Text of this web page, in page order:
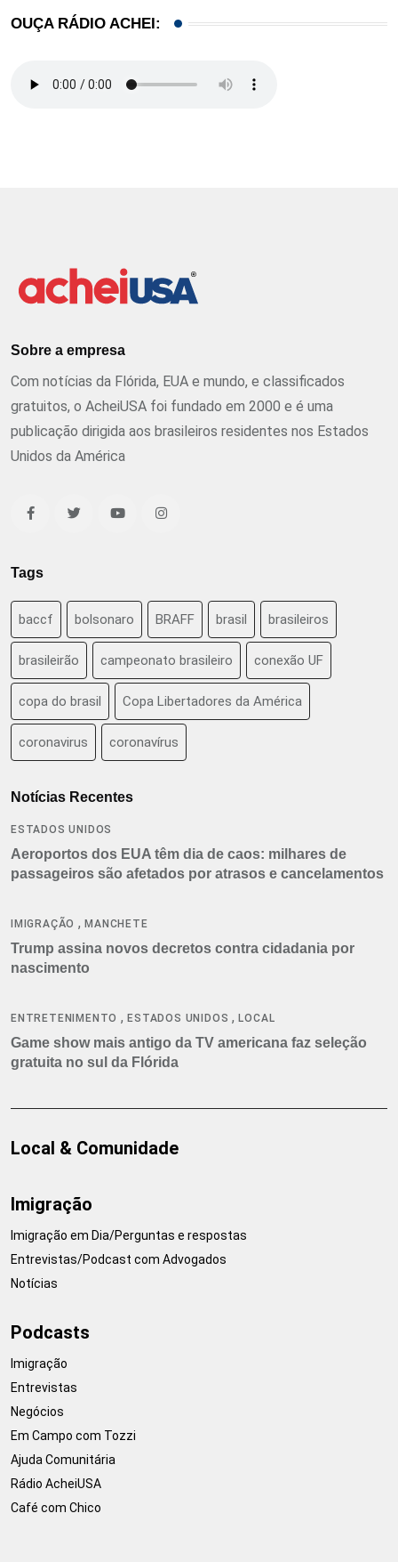
OUÇA RÁDIO ACHEI:
Sobre a empresa
Com notícias da Flórida, EUA e mundo, e classificados
gratuitos, o AcheiUSA foi fundado em 2000 e é uma
publicação dirigida aos brasileiros residentes nos Estados
Unidos da América
Tags
baccf bolsonaro BRAFF brasil brasileiros
brasileirão campeonato brasileiro conexão UF
copa do brasil Copa Libertadores da América
coronavirus coronavírus
Notícias Recentes
ESTADOS UNIDOS
Aeroportos dos EUA têm dia de caos: milhares de
passageiros são afetados por atrasos e cancelamentos
IMIGRAÇÃO ,MANCHETE
Trump assina novos decretos contra cidadania por
nascimento
ENTRETENIMENTO ,ESTADOS UNIDOS ,LOCAL
Game show mais antigo da TV americana faz seleção
gratuita no sul da Flórida
Local & Comunidade
Imigração
Imigração em Dia/Perguntas e respostas
Entrevistas/Podcast com Advogados
Notícias
Podcasts
Imigração
Entrevistas
Negócios
Em Campo com Tozzi
Ajuda Comunitária
Rádio AcheiUSA
Café com Chico